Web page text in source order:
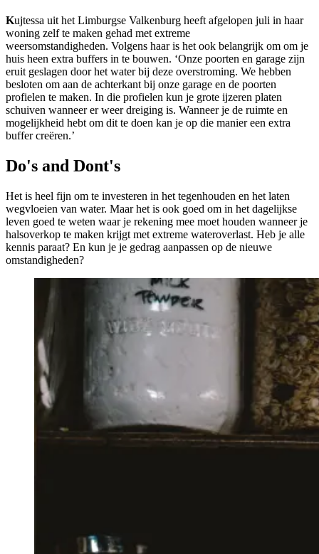
Kujtessa uit het Limburgse Valkenburg heeft afgelopen juli in haar
woning zelf te maken gehad met extreme
weersomstandigheden. Volgens haar is het ook belangrijk om om je
huis heen extra buffers in te bouwen. ‘Onze poorten en garage zijn
eruit geslagen door het water bij deze overstroming. We hebben
besloten om aan de achterkant bij onze garage en de poorten
profielen te maken. In die profielen kun je grote ijzeren platen
schuiven wanneer er weer dreiging is. Wanneer je de ruimte en
mogelijkheid hebt om dit te doen kan je op die manier een extra
buffer creëren.’
Do's and Dont's
Het is heel fijn om te investeren in het tegenhouden en het laten
wegvloeien van water. Maar het is ook goed om in het dagelijkse
leven goed te weten waar je rekening mee moet houden wanneer je
halsoverkop te maken krijgt met extreme wateroverlast. Heb je alle
kennis paraat? En kun je je gedrag aanpassen op de nieuwe
omstandigheden?